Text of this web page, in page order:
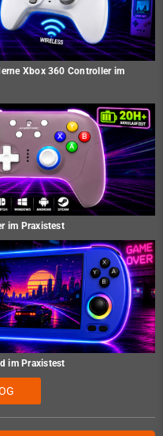
Xbox 360 Controller im
im Praxistest
im Praxistest